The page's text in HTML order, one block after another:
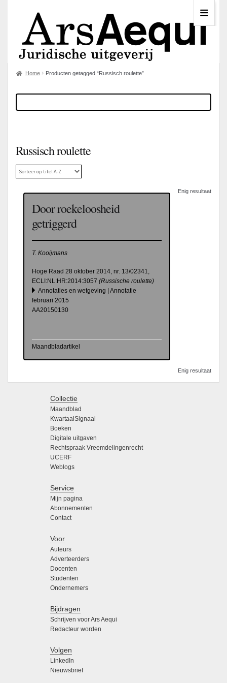
Home Producten getagged “Russisch roulette”
Russisch roulette
Enig resultaat
Door roekeloosheid
getriggerd
T. Kooijmans
Hoge Raad 28 oktober 2014, nr. 13/02341,
ECLI:NL:HR:2014:3057 (Russische roulette)
Annotaties en wetgeving | Annotatie
februari 2015
AA20150130
Maandbladartikel
Enig resultaat
Collectie
Maandblad
KwartaalSignaal
Boeken
Digitale uitgaven
Rechtspraak Vreemdelingenrecht
UCERF
Weblogs
Service
Mijn pagina
Abonnementen
Contact
Voor
Auteurs
Adverteerders
Docenten
Studenten
Ondernemers
Bijdragen
Schrijven voor Ars Aequi
Redacteur worden
Volgen
LinkedIn
Nieuwsbrief